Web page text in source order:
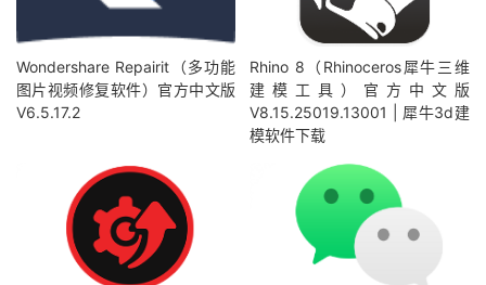
Wondershare Repairit（多功能
图片视频修复软件）官方中文版
V6.5.17.2
Rhino 8（Rhinoceros犀牛三维
建模工具）官方中文版
V8.15.25019.13001 | 犀牛3d建
模软件下载